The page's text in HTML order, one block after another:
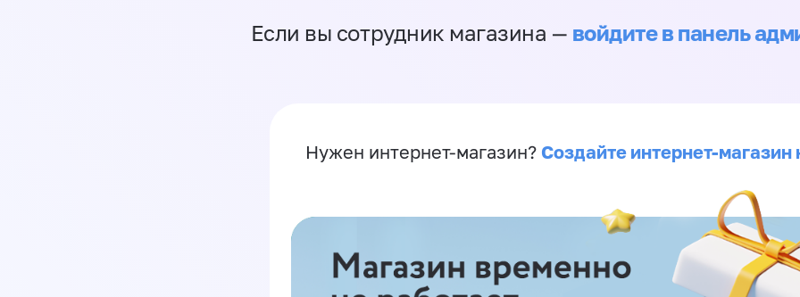
Если вы сотрудник магазина — войдите в панель
Нужен интернет-магазин? Создайте интернет-магазин